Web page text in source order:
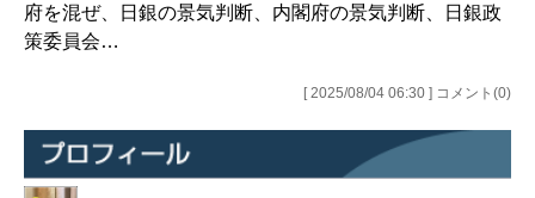
府を混ぜ、日銀の景気判断、内閣府の景気判断、日銀政
策委員会…
[ 2025/08/04 06:30 ] コメント(0)